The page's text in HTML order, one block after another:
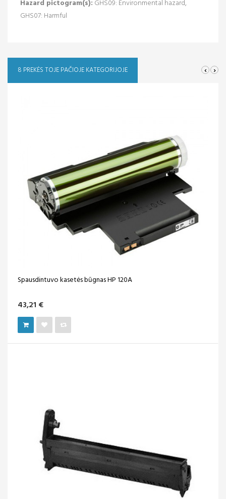
Hazard pictogram(s): GHS09: Environmental hazard,
GHS07: Harmful
8 PREKĖS TOJE PAČIOJE KATEGORIJOJE ‹ ›
Spausdintuvo kasetės būgnas HP 120A
43,21 €